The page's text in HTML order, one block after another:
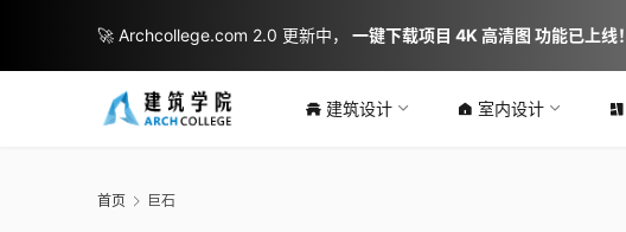
建筑设计 室内设计
首页 巨石
🚀 Archcollege.com 2.0 更新中， 一键下载项目 4K 高清图 功能已上线！